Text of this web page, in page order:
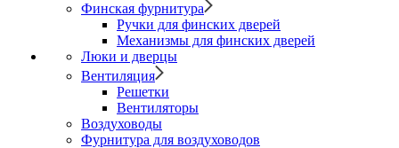
Финская фурнитура
Ручки для финских дверей
Механизмы для финских дверей
Люки и дверцы
Вентиляция
Решетки
Вентиляторы
Воздуховоды
Фурнитура для воздуховодов